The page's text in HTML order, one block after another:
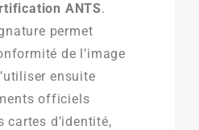
ANTS.
permet
de l’image
ensuite
officiels
cartes d’identité,